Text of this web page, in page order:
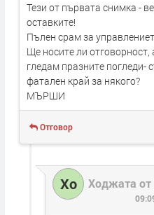
Тези от първата снимка -
оставките!
Пълен срам за
Ще носите ли отговорност,
гледам празните погледи-
фатален край за някого?
МЪРШИ
Отговор
Хо Ходжата